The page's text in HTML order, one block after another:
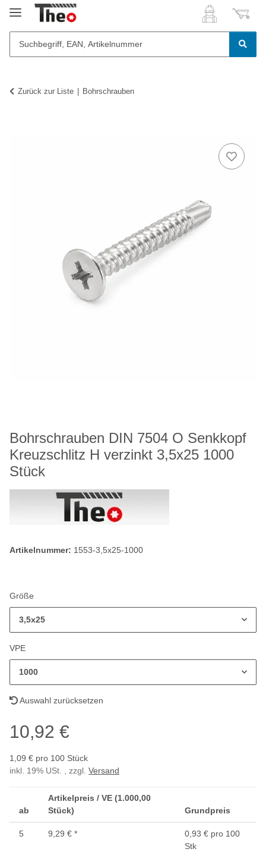
Zurück zur Liste Bohrschrauben
Bohrschrauben DIN 7504 O Senkkopf
Kreuzschlitz H verzinkt 3,5x25 1000
Stück
Artikelnummer: 1553-3,5x25-1000
Größe
3,5x25
VPE
1000
Auswahl zurücksetzen
10,92 €
1,09 € pro 100 Stück
inkl. 19% USt. , zzgl. Versand
ab
Artikelpreis / VE (1.000,00
Stück)
Grundpreis
5 9,29 € *
0,93 € pro 100
Stk